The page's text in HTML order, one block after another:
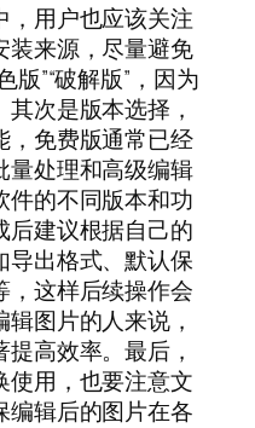
，用户也应该关注
装来源，尽量避免
版”“破解版”，因为
次是版本选择，
，免费版通常已经
量处理和高级编辑
件的不同版本和功
后建议根据自己的
导出格式、默认保
，这样后续操作会
图片的人来说，
高效率。最后，
使用，也要注意文
编辑后的图片在各